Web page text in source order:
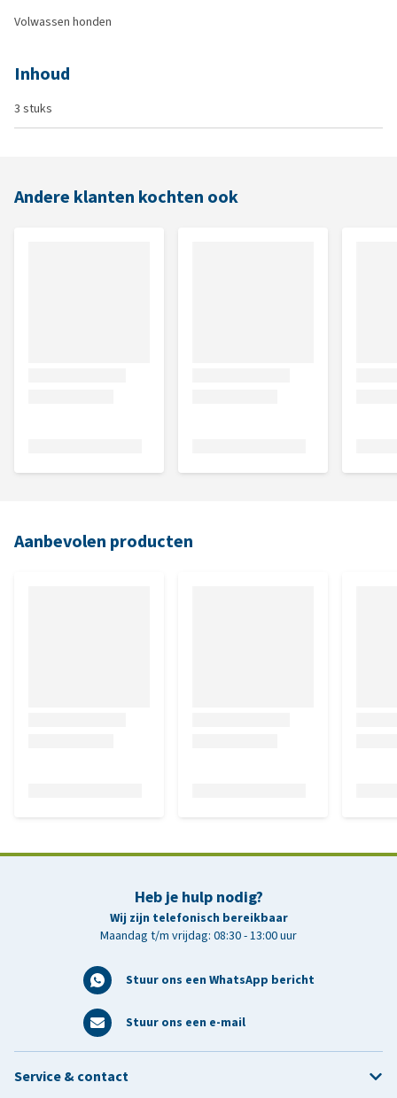
Volwassen honden
Inhoud
3 stuks
Andere klanten kochten ook
Aanbevolen producten
Heb je hulp nodig?
Wij zijn telefonisch bereikbaar
Maandag t/m vrijdag: 08:30 - 13:00 uur
Stuur ons een WhatsApp bericht
Stuur ons een e-mail
Service & contact